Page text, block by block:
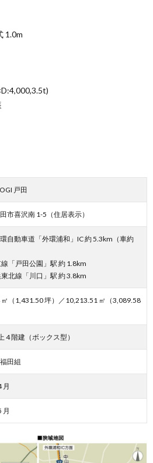
1.0m
戸田
市喜沢南 1-5（住居表示）
環自動車道「外環浦和」IC 約 5.3km（車約
線「戸田公園」駅 約 1.8km
東北線「川口」駅 約 3.8km
（1,431.50 坪）／10,213.51 ㎡（3,089.58
4 階建（ボックス型）
田組
月
月